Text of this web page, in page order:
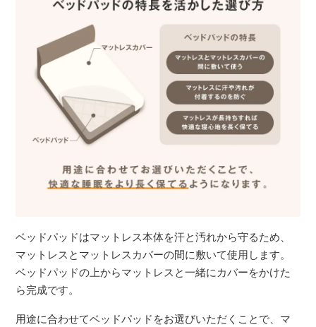
ベッドパッドはマットレス本体を汗と汚れから守るため、
マットレスとマットレスカバーの間に敷いて使用します。
ベッドパッドの上からマットレスと一緒にカバーをかけた
ら完成です。
用途に合わせてベッドパッドをお選びいただくことで、マ